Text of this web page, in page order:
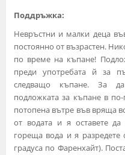
Поддръжка:
Невръстни и малки деца
постоянно от възрастен.
по време на къпане!
преди употребата й за
следващо къпане. За да
подложката за къпане в
потопена вътре във вряща
от водата и я оставете да
гореща вода и я разредете
градуса по Фаренхайт).